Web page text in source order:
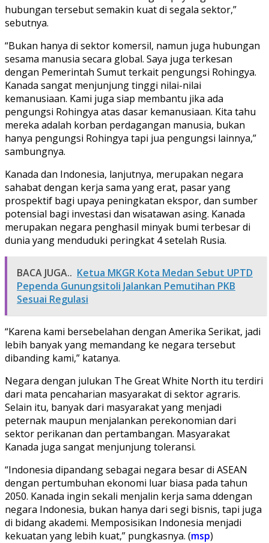
hubungan tersebut semakin kuat di segala sektor,”
sebutnya.
“Bukan hanya di sektor komersil, namun juga hubungan
sesama manusia secara global. Saya juga terkesan
dengan Pemerintah Sumut terkait pengungsi Rohingya.
Kanada sangat menjunjung tinggi nilai-nilai
kemanusiaan. Kami juga siap membantu jika ada
pengungsi Rohingya atas dasar kemanusiaan. Kita tahu
mereka adalah korban perdagangan manusia, bukan
hanya pengungsi Rohingya tapi jua pengungsi lainnya,”
sambungnya.
Kanada dan Indonesia, lanjutnya, merupakan negara
sahabat dengan kerja sama yang erat, pasar yang
prospektif bagi upaya peningkatan ekspor, dan sumber
potensial bagi investasi dan wisatawan asing. Kanada
merupakan negara penghasil minyak bumi terbesar di
dunia yang menduduki peringkat 4 setelah Rusia.
BACA JUGA.. Ketua MKGR Kota Medan Sebut UPTD
Pependa Gunungsitoli Jalankan Pemutihan PKB
Sesuai Regulasi
“Karena kami bersebelahan dengan Amerika Serikat, jadi
lebih banyak yang memandang ke negara tersebut
dibanding kami,” katanya.
Negara dengan julukan The Great White North itu terdiri
dari mata pencaharian masyarakat di sektor agraris.
Selain itu, banyak dari masyarakat yang menjadi
peternak maupun menjalankan perekonomian dari
sektor perikanan dan pertambangan. Masyarakat
Kanada juga sangat menjunjung toleransi.
“Indonesia dipandang sebagai negara besar di ASEAN
dengan pertumbuhan ekonomi luar biasa pada tahun
2050. Kanada ingin sekali menjalin kerja sama ddengan
negara Indonesia, bukan hanya dari segi bisnis, tapi juga
di bidang akademi. Memposisikan Indonesia menjadi
kekuatan yang lebih kuat,” pungkasnya. (msp)